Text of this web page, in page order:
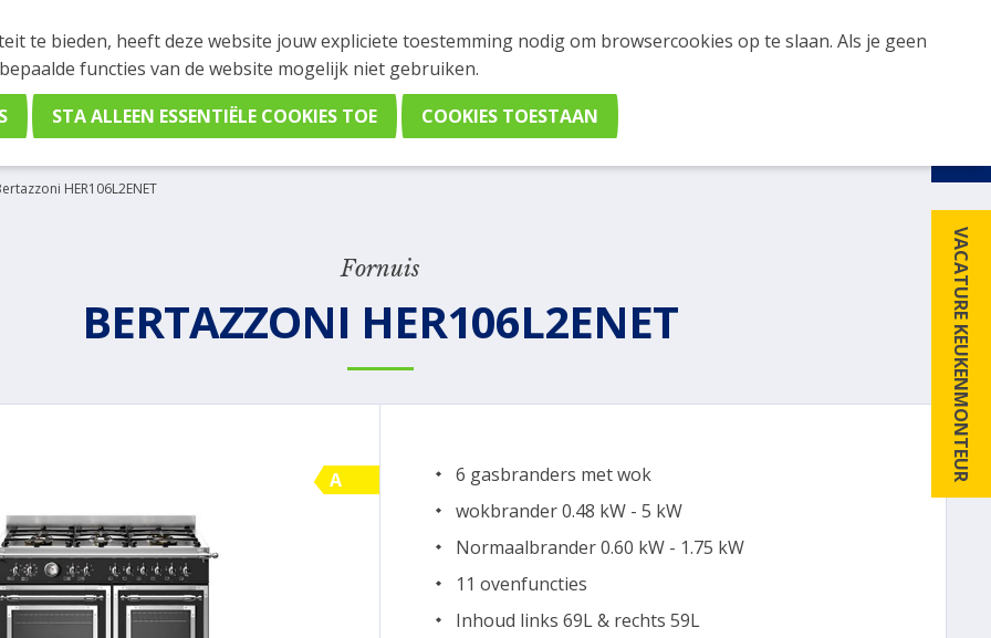
VACATURE KEUKENMONTEUR
plaatsen. Wil je je vast oriënteren? Vergelijk eenvoudig apparaten en merken met elkaar. Klik hier voor
HER106L2ENET
Fornuis
BERTAZZONI HER106L2ENET
A
A
6 gasbranders met wok
wokbrander 0.48 kW - 5 kW
Normaalbrander 0.60 kW - 1.75 kW
11 ovenfuncties
Inhoud links 69L & rechts 59L
te bieden, heeft deze website jouw expliciete toestemming nodig om browsercookies op te slaan. Als je geen
functies van de website mogelijk niet gebruiken.